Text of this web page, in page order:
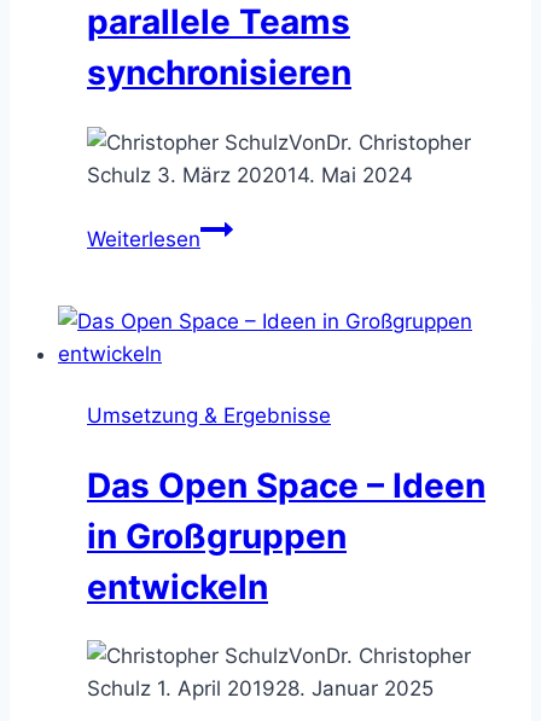
parallele Teams
synchronisieren
VonDr. Christopher
Schulz 3. März 202014. Mai 2024
WeiterlesenDas
Planning
Teams
Umsetzung & Ergebnisse
Das Open Space – Ideen
in Großgruppen
entwickeln
VonDr. Christopher
Schulz 1. April 201928. Januar 2025